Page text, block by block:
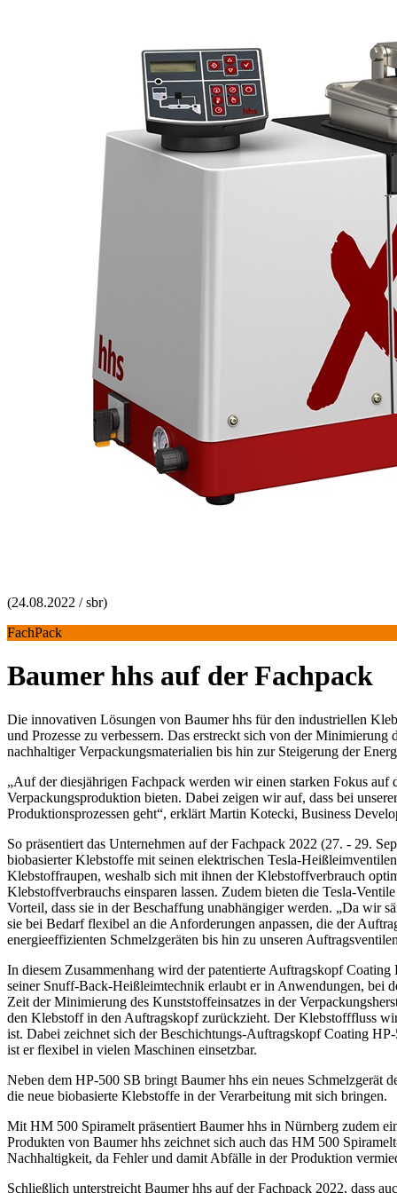
(24.08.2022 / sbr)
FachPack
Baumer hhs auf der Fachpack
Die innovativen Lösungen von Baumer hhs für den industriellen
und Prozesse zu verbessern. Das erstreckt sich von der
nachhaltiger Verpackungsmaterialien bis hin zur Steigerung der
„Auf der diesjährigen Fachpack werden wir einen starken Fokus
Verpackungsproduktion bieten. Dabei zeigen wir auf, dass bei
Produktionsprozessen geht“, erklärt Martin Kotecki, Business
So präsentiert das Unternehmen auf der Fachpack 2022 (27. - 29.
biobasierter Klebstoffe mit seinen elektrischen Tesla-
Klebstoffraupen, weshalb sich mit ihnen der Klebstoffverbrauch
Klebstoffverbrauchs einsparen lassen. Zudem bieten die Tesla-
Vorteil, dass sie in der Beschaffung unabhängiger werden. „Da wir
sie bei Bedarf flexibel an die Anforderungen anpassen, die der
energieeffizienten Schmelzgeräten bis hin zu unseren
In diesem Zusammenhang wird der patentierte Auftragskopf
seiner Snuff-Back-Heißleimtechnik erlaubt er in Anwendungen, bei
Zeit der Minimierung des Kunststoffeinsatzes in der
den Klebstoff in den Auftragskopf zurückzieht. Der Klebstofffluss
ist. Dabei zeichnet sich der Beschichtungs-Auftragskopf Coating
ist er flexibel in vielen Maschinen einsetzbar.
Neben dem HP-500 SB bringt Baumer hhs ein neues
die neue biobasierte Klebstoffe in der Verarbeitung mit sich bringen.
Mit HM 500 Spiramelt präsentiert Baumer hhs in Nürnberg zudem
Produkten von Baumer hhs zeichnet sich auch das HM 500
Nachhaltigkeit, da Fehler und damit Abfälle in der Produktion
Schließlich unterstreicht Baumer hhs auf der Fachpack 2022, dass